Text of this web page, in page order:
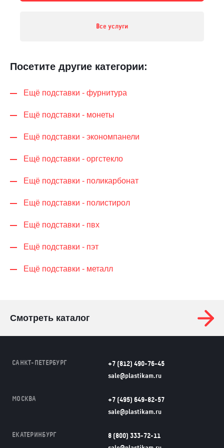
Все услуги
Посетите другие категории:
Ещё подставки - фурнитура
Ещё подставки - монеты
Ещё подставки - экономпанели
Ещё подставки - оргстекло
Ещё подставки - поликарбонат
Ещё подставки - полистирол
Ещё подставки - пвх
Ещё подставки - пэт
Ещё подставки - металл
Смотреть каталог
САНКТ-ПЕТЕРБУРГ
+7 (812) 490-76-45
sale@plastikam.ru
МОСКВА
+7 (495) 649-82-57
sale@plastikam.ru
ЕКАТЕРИНБУРГ
8 (800) 333-72-11